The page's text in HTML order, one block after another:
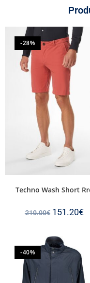
-28%
Techno Wash Short
210.00€ 151.20€
-40%